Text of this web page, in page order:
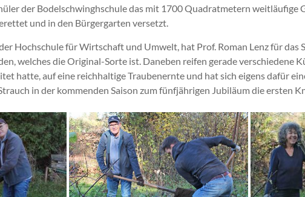
der Bodelschwinghschule das mit 1700 Quadratmetern weitläufige
und in den Bürgergarten versetzt.
Hochschule für Wirtschaft und Umwelt, hat Prof. Roman Lenz für
welches die Original-Sorte ist. Daneben reifen gerade verschiedene
hatte, auf eine reichhaltige Traubenernte und hat sich eigens dafür
in der kommenden Saison zum fünfjährigen Jubiläum die ersten